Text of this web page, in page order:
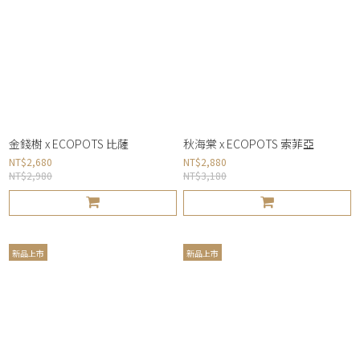
金錢樹 x ECOPOTS 比薩
NT$2,680
NT$2,980
秋海棠 x ECOPOTS 索菲亞
NT$2,880
NT$3,180
新品上市 新品上市